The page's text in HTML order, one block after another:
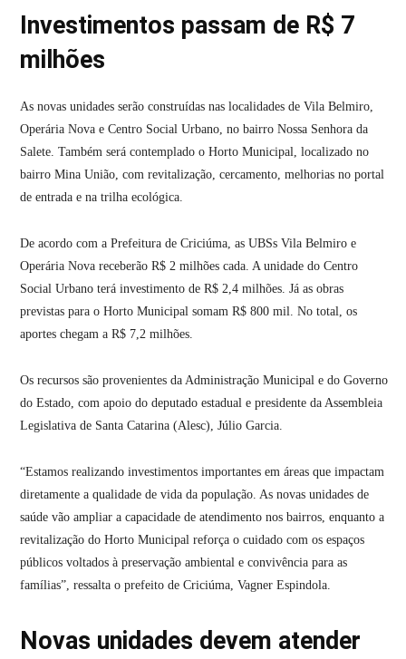
Investimentos passam de R$ 7
milhões
As novas unidades serão construídas nas localidades de Vila Belmiro,
Operária Nova e Centro Social Urbano, no bairro Nossa Senhora da
Salete. Também será contemplado o Horto Municipal, localizado no
bairro Mina União, com revitalização, cercamento, melhorias no portal
de entrada e na trilha ecológica.
De acordo com a Prefeitura de Criciúma, as UBSs Vila Belmiro e
Operária Nova receberão R$ 2 milhões cada. A unidade do Centro
Social Urbano terá investimento de R$ 2,4 milhões. Já as obras
previstas para o Horto Municipal somam R$ 800 mil. No total, os
aportes chegam a R$ 7,2 milhões.
Os recursos são provenientes da Administração Municipal e do Governo
do Estado, com apoio do deputado estadual e presidente da Assembleia
Legislativa de Santa Catarina (Alesc), Júlio Garcia.
“Estamos realizando investimentos importantes em áreas que impactam
diretamente a qualidade de vida da população. As novas unidades de
saúde vão ampliar a capacidade de atendimento nos bairros, enquanto a
revitalização do Horto Municipal reforça o cuidado com os espaços
públicos voltados à preservação ambiental e convivência para as
famílias”, ressalta o prefeito de Criciúma, Vagner Espindola.
Novas unidades devem atender